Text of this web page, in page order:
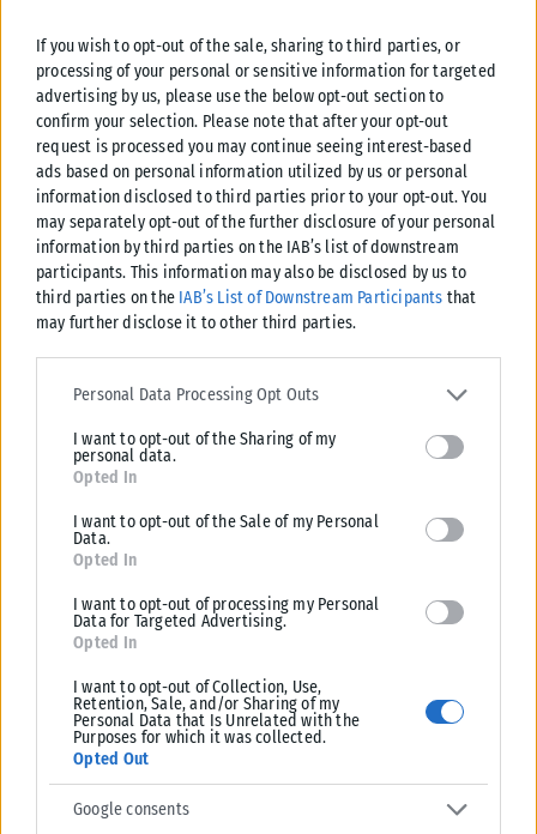
If you wish to opt-out of the sale, sharing to third parties, or
processing of your personal or sensitive information for targeted
advertising by us, please use the below opt-out section to
confirm your selection. Please note that after your opt-out
request is processed you may continue seeing interest-based
ads based on personal information utilized by us or personal
information disclosed to third parties prior to your opt-out. You
may separately opt-out of the further disclosure of your personal
information by third parties on the IAB’s list of downstream
participants. This information may also be disclosed by us to
third parties on the IAB’s List of Downstream Participants that
may further disclose it to other third parties.
Please note that this website/app uses one or more Google
services and may gather and store information including but not
deny consent to Google and its third-party tags to use your data
for below specified purposes in below Google consent section.
Personal Data Processing Opt Outs
I want to opt-out of the Sharing of my
personal data.
Opted In
I want to opt-out of the Sale of my Personal
Data.
Opted In
I want to opt-out of processing my Personal
Data for Targeted Advertising.
Opted In
I want to opt-out of Collection, Use,
Retention, Sale, and/or Sharing of my
Personal Data that Is Unrelated with the
Purposes for which it was collected.
Opted Out
Google consents